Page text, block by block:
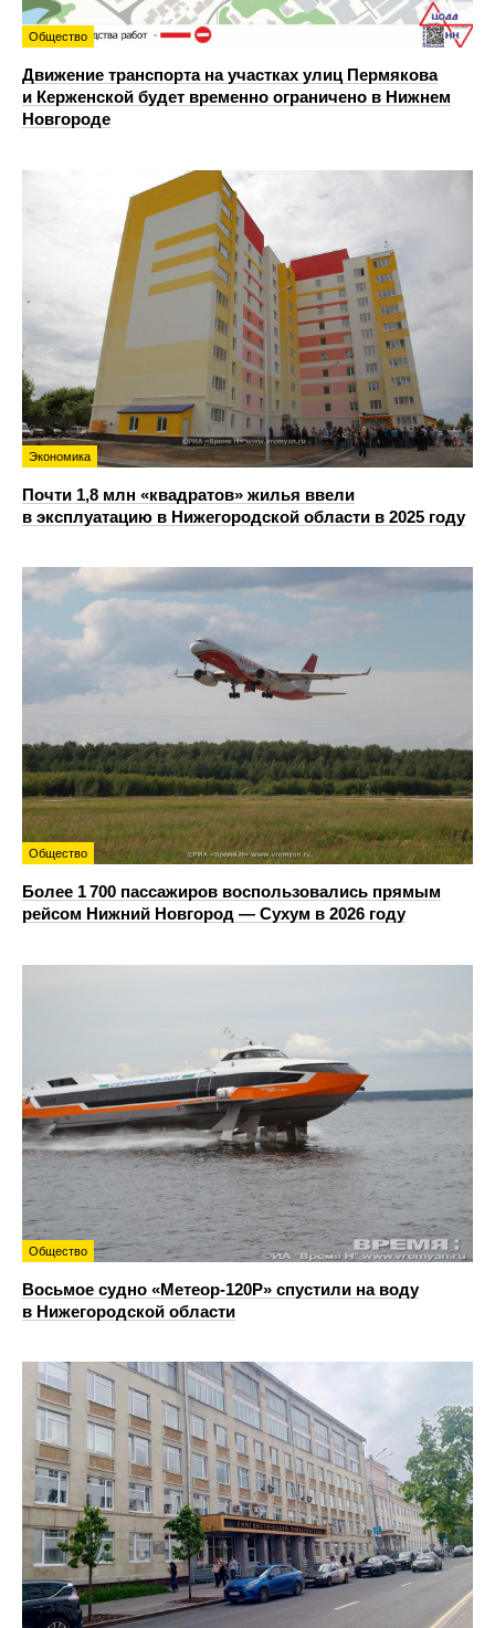
Общество
Движение транспорта на участках улиц Пермякова
и Керженской будет временно ограничено в Нижнем
Новгороде
Экономика
Почти 1,8 млн «квадратов» жилья ввели
в эксплуатацию в Нижегородской области в 2025 году
Общество
Более 1 700 пассажиров воспользовались прямым
рейсом Нижний Новгород — Сухум в 2026 году
Общество
Восьмое судно «Метеор-120Р» спустили на воду
в Нижегородской области